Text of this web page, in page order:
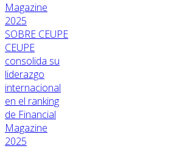
SOBRE CEUPE
CEUPE
consolida su
liderazgo
internacional
en el ranking
de Financial
Magazine
2025